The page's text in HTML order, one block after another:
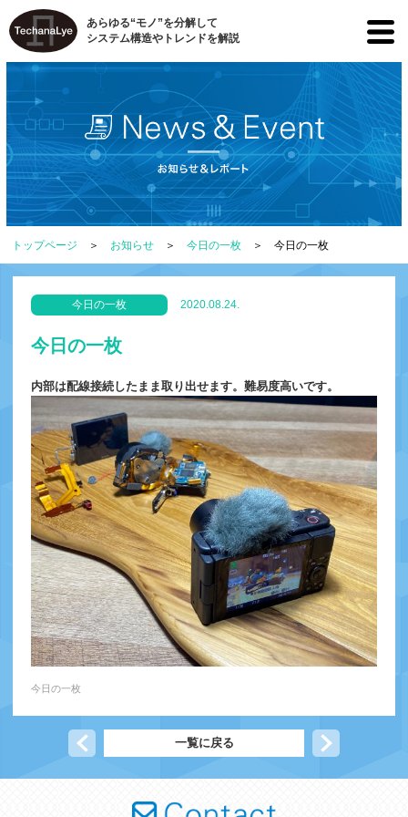
あらゆる“モノ”を分解して
システム構造やトレンドを解説
トップページ お知らせ 今日の一枚 今日の一枚
今日の一枚
今日の一枚 2020.08.24.
内部は配線接続したまま取り出せます。難易度高いです。
今日の一枚
一覧に戻る